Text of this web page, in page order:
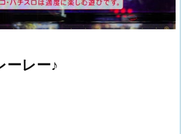
ーレー♪